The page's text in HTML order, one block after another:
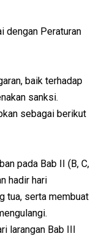
dengan Peraturan
baik terhadap
sanksi.
sebagai berikut
pada Bab II (B, C,
hadir hari
tua, serta membuat
larangan Bab III